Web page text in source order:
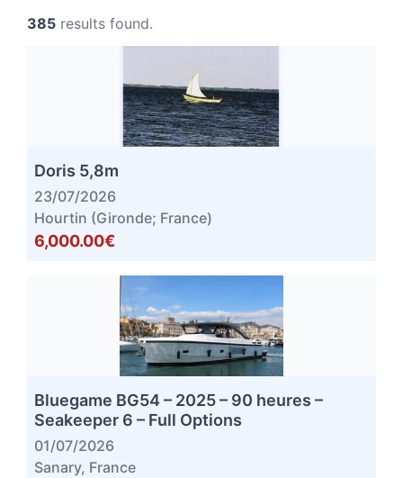
385 results found.
Doris 5,8m
23/07/2026
Hourtin (Gironde; France)
6,000.00€
Bluegame BG54 – 2025 – 90 heures –
Seakeeper 6 – Full Options
01/07/2026
Sanary, France